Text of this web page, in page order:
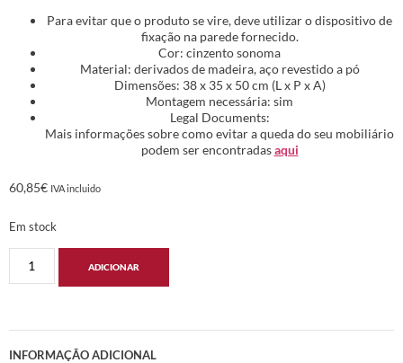
Para evitar que o produto se vire, deve utilizar o dispositivo de
fixação na parede fornecido.
Cor: cinzento sonoma
Material: derivados de madeira, aço revestido a pó
Dimensões: 38 x 35 x 50 cm (L x P x A)
Montagem necessária: sim
Legal Documents:
Mais informações sobre como evitar a queda do seu mobiliário
podem ser encontradasaqui
60,85€ IVA incluido
Em stock
ADICIONAR
INFORMAÇÃO ADICIONAL